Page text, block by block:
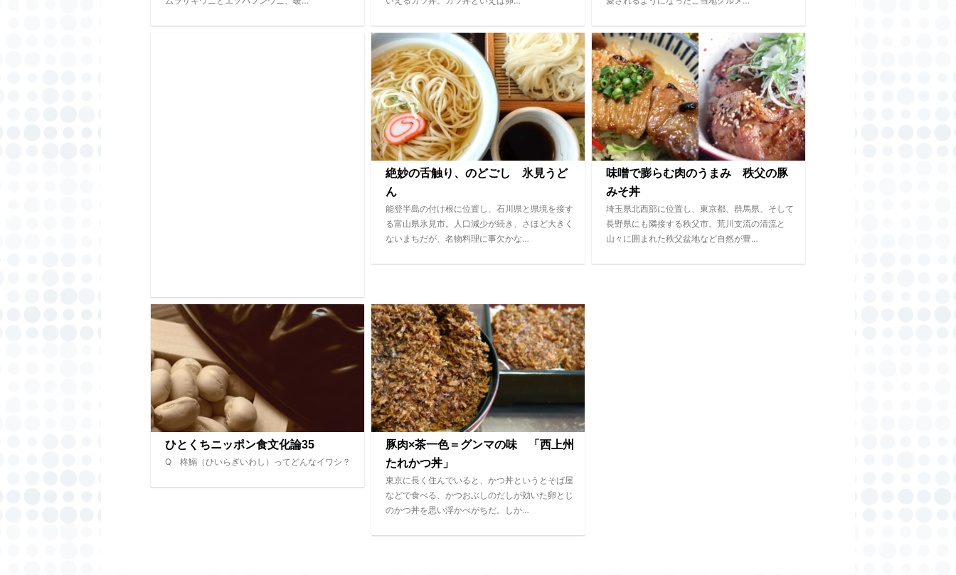
絶妙の舌触り、のどごし 氷見うど
ん
能登半島の付け根に位置し、石川県と県境を接す
る富山県氷見市。人口減少が続き、さほど大きく
ないまちだが、名物料理に事欠かな…
味噌で膨らむ肉のうまみ 秩父の豚
みそ丼
埼玉県北西部に位置し、東京都、群馬県、そして
長野県にも隣接する秩父市。荒川支流の清流と
山々に囲まれた秩父盆地など自然が豊…
ひとくちニッポン食文化論35
Q 柊鰯（ひいらぎいわし）ってどんなイワシ？
豚肉×茶一色＝グンマの味 「西上州
たれかつ丼」
東京に長く住んでいると、かつ丼というとそば屋
などで食べる、かつおぶしのだしが効いた卵とじ
のかつ丼を思い浮かべがちだ。しか…